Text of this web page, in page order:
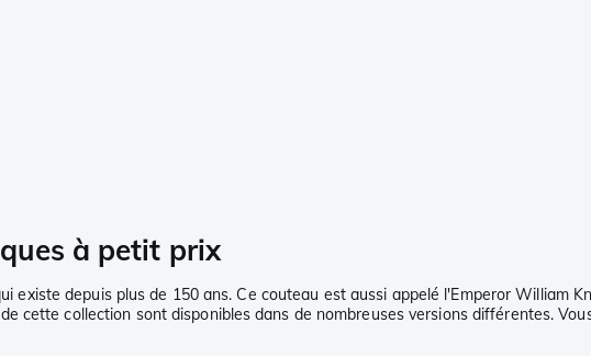
à petit prix
existe depuis plus de 150 ans. Ce couteau est aussi appelé l'Emperor William
cette collection sont disponibles dans de nombreuses versions différentes.